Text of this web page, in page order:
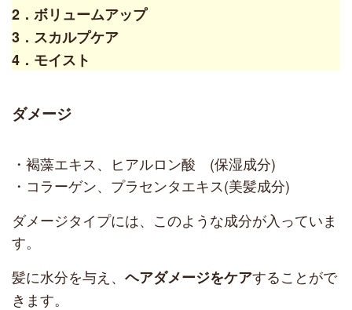
2．ボリュームアップ
3．スカルプケア
4．モイスト
ダメージ
・褐藻エキス、ヒアルロン酸 (保湿成分)
・コラーゲン、プラセンタエキス(美髪成分)
ダメージタイプには、このような成分が入っていま
す。
髪に水分を与え、 ヘアダメージをケアすることがで
きます。